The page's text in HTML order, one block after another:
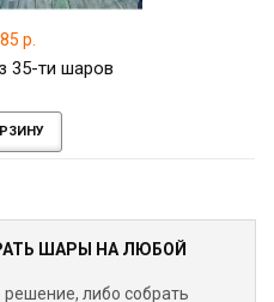
р.
35-ти шаров
ШАРЫ НА ЛЮБОЙ
либо собрать